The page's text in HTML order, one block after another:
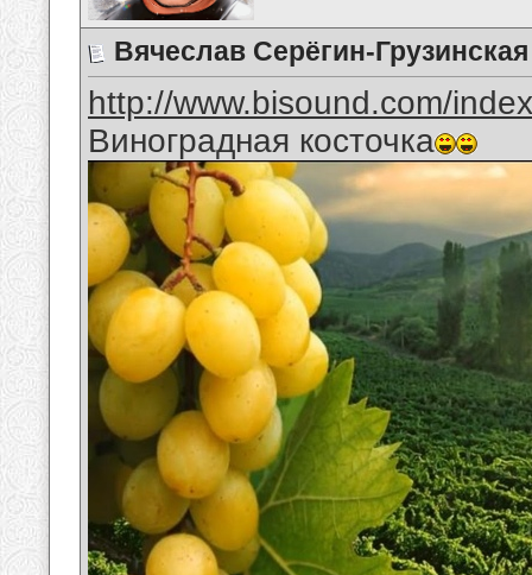
Вячеслав Серёгин-
http://www.bisound.com/
Виноградная косточка